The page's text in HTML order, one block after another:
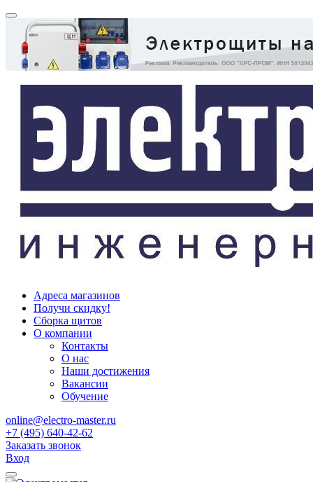
Адреса магазинов
Получи скидку!
Сборка щитов
О компании
Контакты
О нас
Наши достижения
Вакансии
Обучение
online@electro-master.ru
+7 (495) 640-42-62
Заказать звонок
Вход